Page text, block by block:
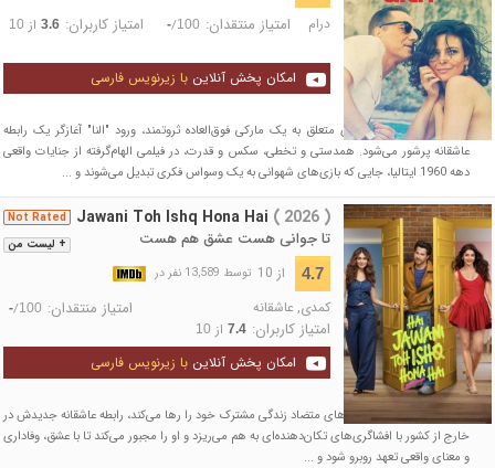
درام امتیاز منتقدان: -/100 امتیاز کاربران: 3.6از 10
امکان پخش آنلاین با زیرنویس فارسی
در زیبایی وحشی جزیره‌ای متعلق به یک مارکی فوق‌العاده ثروتمند، ورود "النا" آغازگر یک رابطه
عاشقانه پرشور می‌شود. همدستی و تخطی، سکس و قدرت، در فیلمی الهام‌گرفته از جنایات واقعی
دهه 1960 ایتالیا، جایی که بازی‌های شهوانی به یک وسواس فکری تبدیل می‌شوند و ...
+ لیست من
Not RatedHai Jawani Toh Ishq Hona Hai ( 2026 )
تا جوانی هست عشق هم هست
4.7 از 10 توسط 13,589 نفر در
کمدی,عاشقانه امتیاز منتقدان: -/100
امتیاز کاربران: 7.4از 10
امکان پخش آنلاین با زیرنویس فارسی
وقتی جس به دلیل اولویت‌های متضاد زندگی مشترک خود را رها می‌کند، رابطه عاشقانه جدیدش در
خارج از کشور با افشاگری‌های تکان‌دهنده‌ای به هم می‌ریزد و او را مجبور می‌کند تا با عشق، وفاداری
و معنای واقعی تعهد روبرو شود و ...